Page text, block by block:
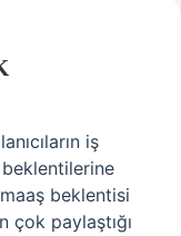
iş
beklentilerine
beklentisi
çok paylaştığı